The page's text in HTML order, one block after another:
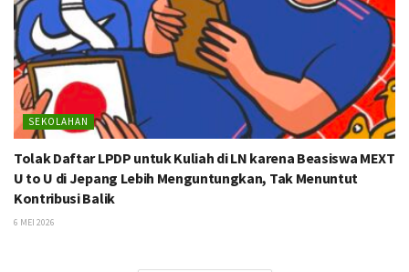
SEKOLAHAN
Tolak Daftar LPDP untuk Kuliah di LN karena Beasiswa MEXT
U to U di Jepang Lebih Menguntungkan, Tak Menuntut
Kontribusi Balik
6 MEI 2026